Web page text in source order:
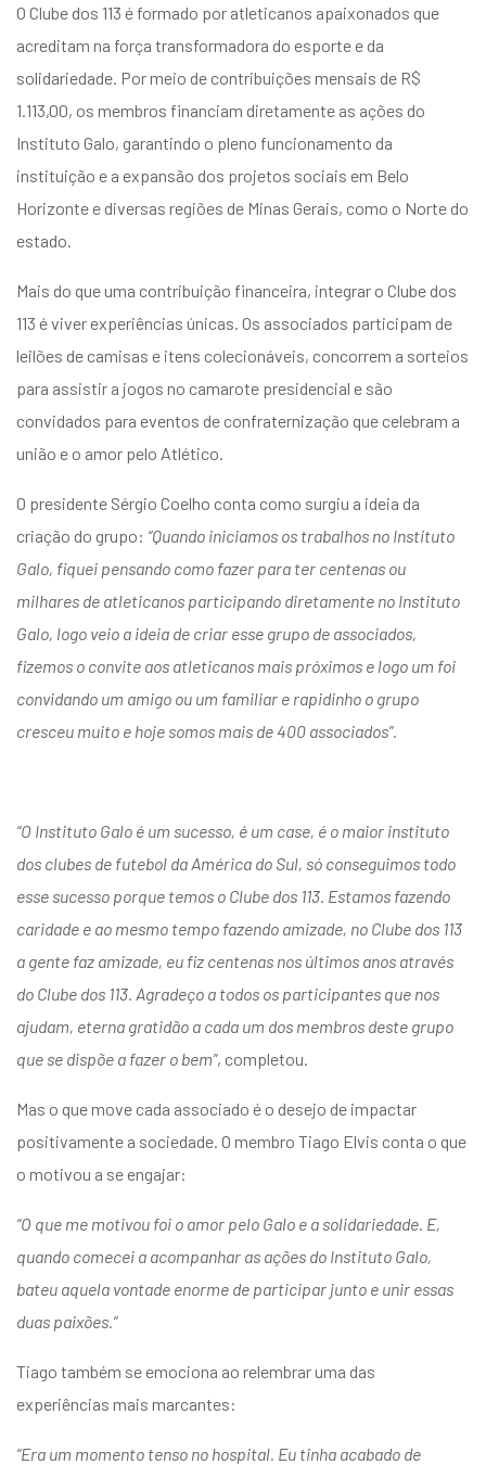
O Clube dos 113 é formado por atleticanos apaixonados que
acreditam na força transformadora do esporte e da
solidariedade. Por meio de contribuições mensais de R$
1.113,00, os membros financiam diretamente as ações do
Instituto Galo, garantindo o pleno funcionamento da
instituição e a expansão dos projetos sociais em Belo
Horizonte e diversas regiões de Minas Gerais, como o Norte do
estado.
Mais do que uma contribuição financeira, integrar o Clube dos
113 é viver experiências únicas. Os associados participam de
leilões de camisas e itens colecionáveis, concorrem a sorteios
para assistir a jogos no camarote presidencial e são
convidados para eventos de confraternização que celebram a
união e o amor pelo Atlético.
O presidente Sérgio Coelho conta como surgiu a ideia da
criação do grupo: “Quando iniciamos os trabalhos no Instituto
Galo, fiquei pensando como fazer para ter centenas ou
milhares de atleticanos participando diretamente no Instituto
Galo, logo veio a ideia de criar esse grupo de associados,
fizemos o convite aos atleticanos mais próximos e logo um foi
convidando um amigo ou um familiar e rapidinho o grupo
cresceu muito e hoje somos mais de 400 associados”.
“O Instituto Galo é um sucesso, é um case, é o maior instituto
dos clubes de futebol da América do Sul, só conseguimos todo
esse sucesso porque temos o Clube dos 113. Estamos fazendo
caridade e ao mesmo tempo fazendo amizade, no Clube dos 113
a gente faz amizade, eu fiz centenas nos últimos anos através
do Clube dos 113. Agradeço a todos os participantes que nos
ajudam, eterna gratidão a cada um dos membros deste grupo
que se dispõe a fazer o bem”, completou.
Mas o que move cada associado é o desejo de impactar
positivamente a sociedade. O membro Tiago Elvis conta o que
o motivou a se engajar:
“O que me motivou foi o amor pelo Galo e a solidariedade. E,
quando comecei a acompanhar as ações do Instituto Galo,
bateu aquela vontade enorme de participar junto e unir essas
duas paixões.”
Tiago também se emociona ao relembrar uma das
experiências mais marcantes:
“Era um momento tenso no hospital. Eu tinha acabado de